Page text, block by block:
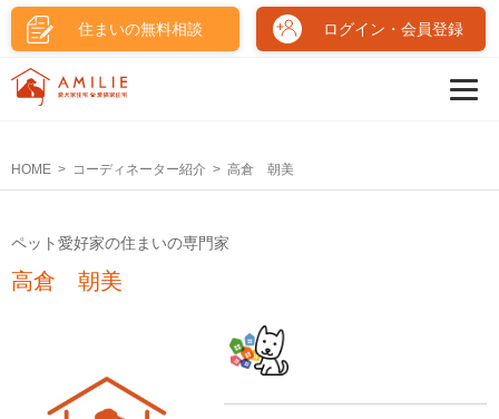
住まいの無料相談 ログイン・会員登録
HOME コーディネーター紹介 高倉 朝美
ペット愛好家の住まいの専門家
高倉 朝美